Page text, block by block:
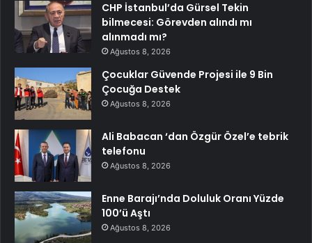
CHP İstanbul’da Gürsel Tekin
bilmecesi: Görevden alındı mı
alınmadı mı?
Ağustos 8, 2026
Çocuklar Güvende Projesi ile 9 Bin
Çocuğa Destek
Ağustos 8, 2026
Ali Babacan ‘dan Özgür Özel’e tebrik
telefonu
Ağustos 8, 2026
Enne Barajı’nda Doluluk Oranı Yüzde
100’ü Aştı
Ağustos 8, 2026